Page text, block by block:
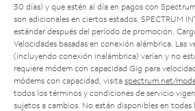
30 días) y que estén al día en pagos con
son adicionales en ciertos estados. SPECTRUM
estándar después del período de promoción.
Velocidades basadas en conexión alámbrica. Las
(incluyendo conexión inalámbrica) varían y no
requiere módem con capacidad Gig para
módems con capacidad, visita spectrum.net/
todos los términos y condiciones de servicio
sujetos a cambios. No están disponibles en todas